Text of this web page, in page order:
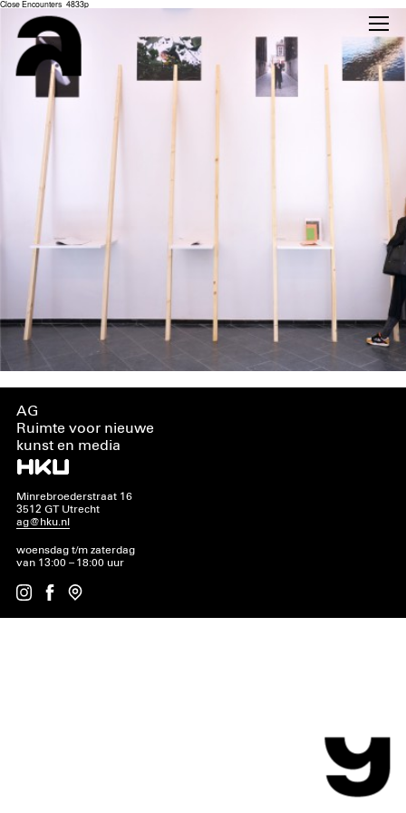
Close Encounters_4833p
AG
Ruimte voor nieuwe
kunst en media
Minrebroederstraat 16
3512 GT Utrecht
ag@hku.nl
woensdag t/m zaterdag
van 13:00 – 18:00 uur